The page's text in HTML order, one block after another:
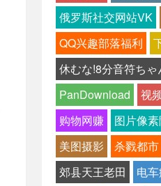
俄罗斯社交网站VK
QQ兴趣部落福利
休むな!8分音符ち
PanDownload
视
购物网赚
图片像
美图摄影
杀戮都市
郊县天王老田
电